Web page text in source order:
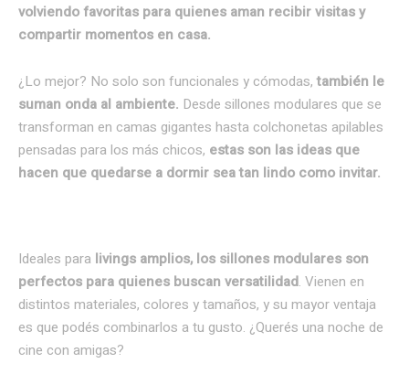
volviendo favoritas para quienes aman recibir visitas y
compartir momentos en casa.
¿Lo mejor? No solo son funcionales y cómodas,también le
suman onda al ambiente. Desde sillones modulares que se
transforman en camas gigantes hasta colchonetas apilables
pensadas para los más chicos, estas son las ideas que
hacen que quedarse a dormir sea tan lindo como invitar.
Ideales para livings amplios, los sillones modulares son
perfectos para quienes buscan versatilidad. Vienen en
distintos materiales, colores y tamaños, y su mayor ventaja
es que podés combinarlos a tu gusto. ¿Querés una noche de
cine con amigas?